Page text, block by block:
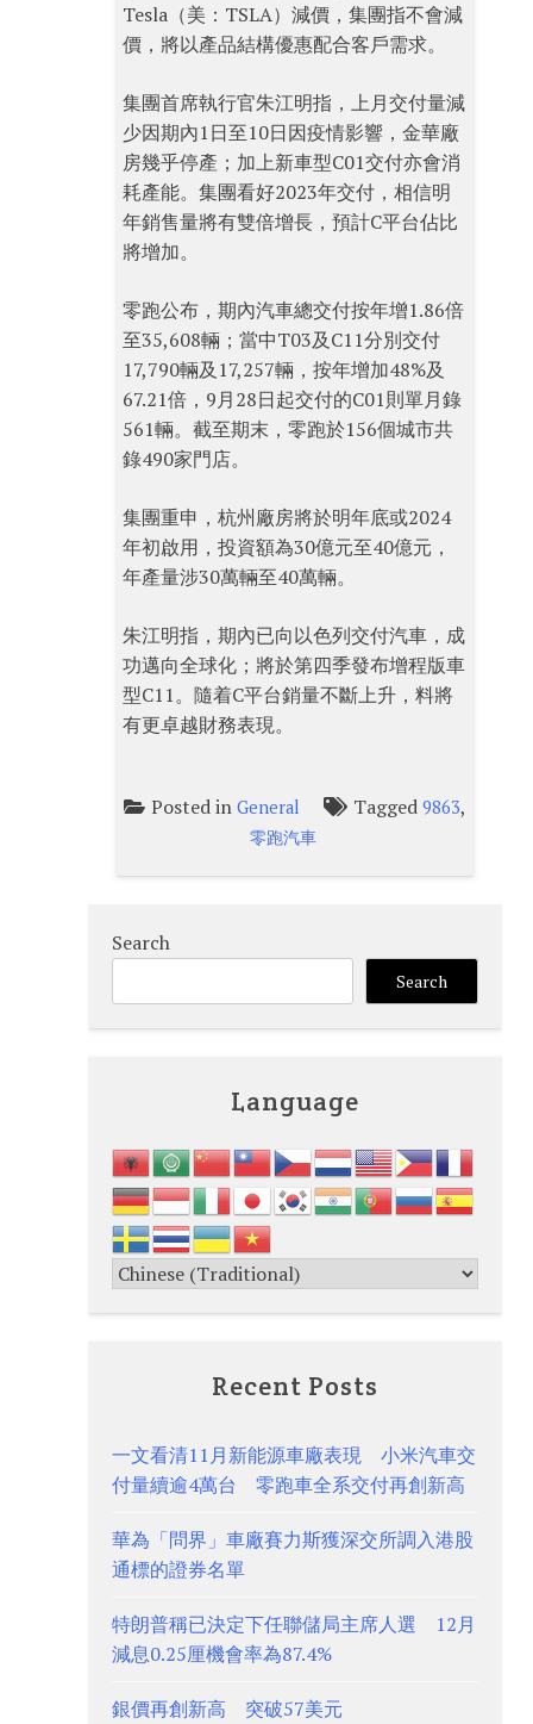
Tesla（美：TSLA）減價，集團指不會減
價，將以產品結構優惠配合客戶需求。
集團首席執行官朱江明指，上月交付量減
少因期內1日至10日因疫情影響，金華廠
房幾乎停產；加上新車型C01交付亦會消
耗產能。集團看好2023年交付，相信明
年銷售量將有雙倍增長，預計C平台佔比
將增加。
零跑公布，期內汽車總交付按年增1.86倍
至35,608輛；當中T03及C11分別交付
17,790輛及17,257輛，按年增加48%及
67.21倍，9月28日起交付的C01則單月錄
561輛。截至期末，零跑於156個城市共
錄490家門店。
集團重申，杭州廠房將於明年底或2024
年初啟用，投資額為30億元至40億元，
年產量涉30萬輛至40萬輛。
朱江明指，期內已向以色列交付汽車，成
功邁向全球化；將於第四季發布增程版車
型C11。隨着C平台銷量不斷上升，料將
有更卓越財務表現。
Posted inGeneral Tagged9863,
零跑汽車
Search
Search
Language
Recent Posts
一文看清11月新能源車廠表現 小米汽車交
付量續逾4萬台 零跑車全系交付再創新高
華為「問界」車廠賽力斯獲深交所調入港股
通標的證券名單
特朗普稱已決定下任聯儲局主席人選 12月
減息0.25厘機會率為87.4%
銀價再創新高 突破57美元